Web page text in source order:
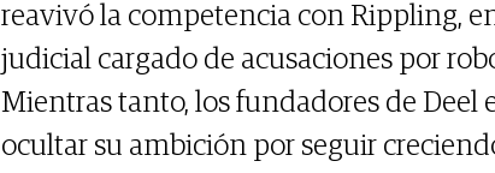
reavivó la competencia con Rippling,
judicial cargado de acusaciones por
Mientras tanto, los fundadores de Deel
ocultar su ambición por seguir